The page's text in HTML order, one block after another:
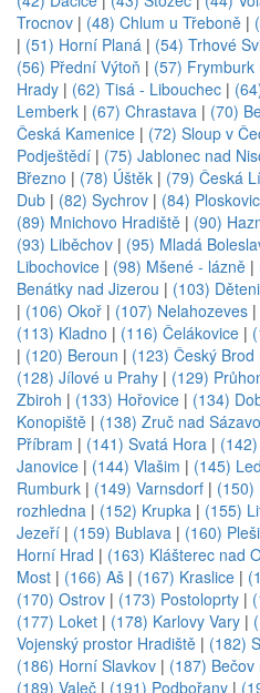
Trocnov | (48) Chlum u Třeboně |
| (51) Horní Planá | (54) Trhové
(56) Přední Výtoň | (57) Frymburk
Hrady | (62) Tisá - Libouchec |
Lemberk | (67) Chrastava | (70)
Česká Kamenice | (72) Sloup v
Podještědí | (75) Jablonec nad
Březno | (78) Úštěk | (79) Česká
Dub | (82) Sychrov | (84)
(89) Mnichovo Hradiště | (90)
(93) Liběchov | (95) Mladá
Libochovice | (98) Mšené - lázně |
Benátky nad Jizerou | (103)
| (106) Okoř | (107) Nelahozeves |
(113) Kladno | (116) Čelákovice |
| (120) Beroun | (123) Český Brod
(128) Jílové u Prahy | (129)
Zbiroh | (133) Hořovice | (134)
Konopiště | (138) Zruč nad
Příbram | (141) Svatá Hora |
Janovice | (144) Vlašim | (145)
Rumburk | (149) Varnsdorf | (150)
rozhledna | (152) Krupka | (155)
Jezeří | (159) Bublava | (160)
Horní Hrad | (163) Klášterec nad
Most | (166) Aš | (167) Kraslice |
(170) Ostrov | (173) Postoloprty |
(177) Loket | (178) Karlovy Vary |
Vojenský prostor Hradiště | (182)
(186) Horní Slavkov | (187) Bečov
(189) Valeč | (191) Podbořany |